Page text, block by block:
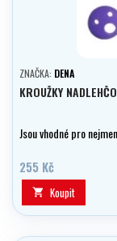
ZNAČKA: DENA
KROUŽKY
Jsou vhodné pro
255 Kč
 Koupit